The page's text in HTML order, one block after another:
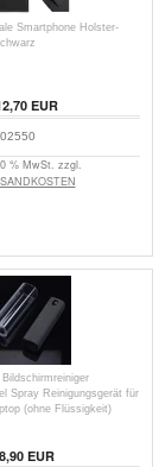
Smartphone Holster-
EUR
% MwSt. zzgl.
Spray Reinigungsgerät für
(ohne Flüssigkeit)
8,90EUR